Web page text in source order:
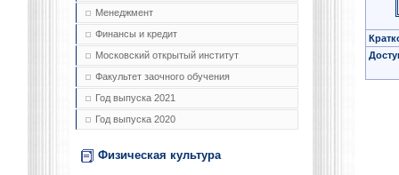
Менеджмент
Финансы и кредит
Московский открытый институт
Факультет заочного обучения
Год выпуска 2021
Год выпуска 2020
Физическая культура